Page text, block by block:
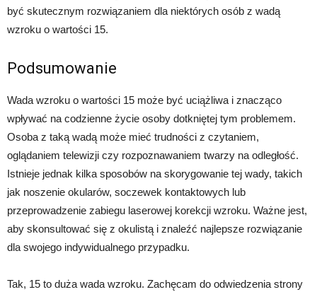
być skutecznym rozwiązaniem dla niektórych osób z wadą
wzroku o wartości 15.
Podsumowanie
Wada wzroku o wartości 15 może być uciążliwa i znacząco
wpływać na codzienne życie osoby dotkniętej tym problemem.
Osoba z taką wadą może mieć trudności z czytaniem,
oglądaniem telewizji czy rozpoznawaniem twarzy na odległość.
Istnieje jednak kilka sposobów na skorygowanie tej wady, takich
jak noszenie okularów, soczewek kontaktowych lub
przeprowadzenie zabiegu laserowej korekcji wzroku. Ważne jest,
aby skonsultować się z okulistą i znaleźć najlepsze rozwiązanie
dla swojego indywidualnego przypadku.
Tak, 15 to duża wada wzroku. Zachęcam do odwiedzenia strony